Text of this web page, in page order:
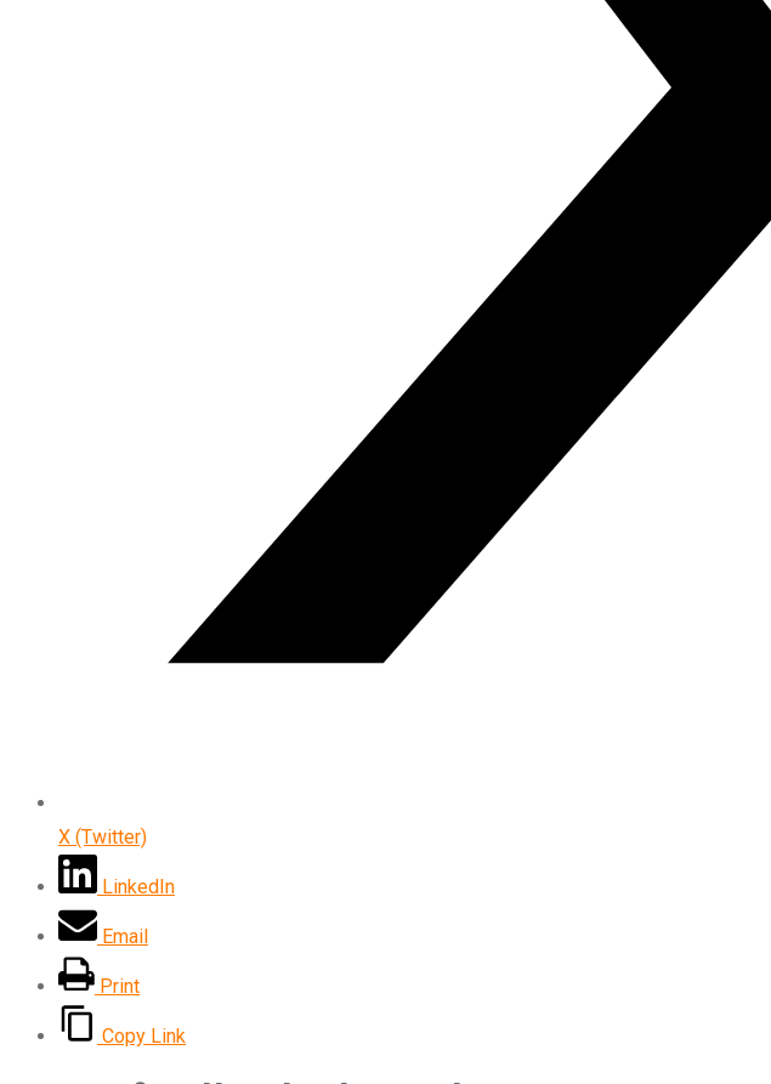
X (Twitter)
LinkedIn
Email
Print
Copy Link